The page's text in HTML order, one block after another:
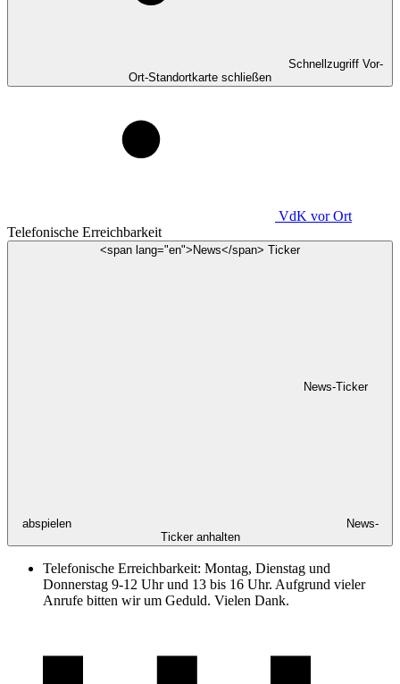
Schnellzugriff Vor-
Ort-Standortkarte schließen
VdK vor Ort
Telefonische Erreichbarkeit
<span lang="en">News</span> Ticker
News-Ticker
abspielen
News-
Ticker anhalten
Telefonische Erreichbarkeit: Montag, Dienstag und
Donnerstag 9-12 Uhr und 13 bis 16 Uhr. Aufgrund vieler
Anrufe bitten wir um Geduld. Vielen Dank.